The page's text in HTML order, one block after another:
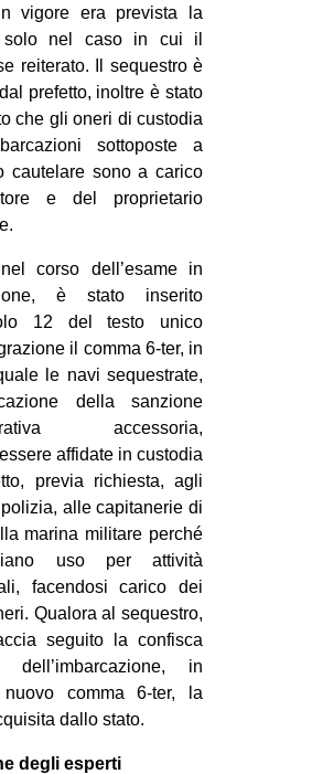
vigore era prevista la
solo nel caso in cui il
reiterato. Il sequestro è
prefetto, inoltre è stato
che gli oneri di custodia
sottoposte a
cautelare sono a carico
e del proprietario
corso dell’esame in
è stato inserito
12 del testo unico
il comma 6-ter, in
le navi sequestrate,
della sanzione
accessoria,
affidate in custodia
previa richiesta, agli
alle capitanerie di
marina militare perché
uso per attività
facendosi carico dei
Qualora al sequestro,
seguito la confisca
dell’imbarcazione, in
comma 6-ter, la
dallo stato.
degli esperti